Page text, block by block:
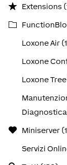
Extensions
Loxone Air
Loxone
Loxone Tree
Diagnostica
Miniserver
Servizi